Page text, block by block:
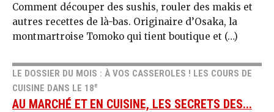
Comment découper des sushis, rouler des makis et
autres recettes de là-bas. Originaire d’Osaka, la
montmartroise Tomoko qui tient boutique et (…)
LE DOSSIER DU MOIS : À VOS CASSEROLES ! LES COURS DE
CUISINE DANS LE 18e
AU MARCHÉ ET EN CUISINE, LES SECRETS DES...